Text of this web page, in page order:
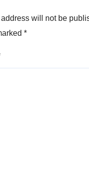
will not be
*